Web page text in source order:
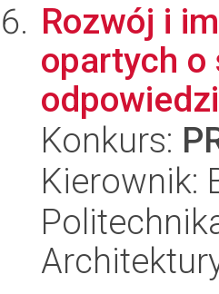
Rozwój i
opartych o
Konkurs:
Kierownik: